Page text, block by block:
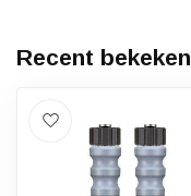
Recent bekeken